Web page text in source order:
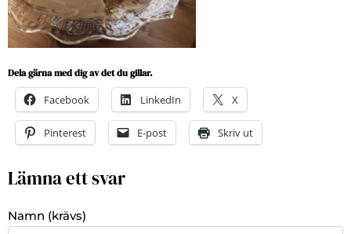
Dela gärna med dig av det du gillar.
Facebook LinkedIn X
Pinterest E-post Skriv ut
Lämna ett svar
Namn (krävs)